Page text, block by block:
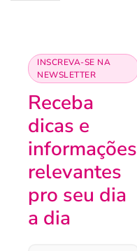
INSCREVA-SE NA
NEWSLETTER
Receba
dicas e
informações
relevantes
pro seu dia
a dia